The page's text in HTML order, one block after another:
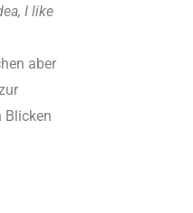
, I like
aber
Blicken